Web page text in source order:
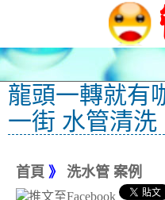
龍頭一轉就有
一街 水管清洗
首頁 》 洗水管 案例